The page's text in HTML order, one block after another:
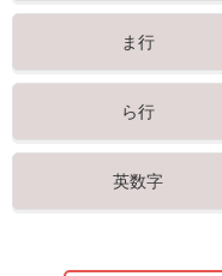
ま行
ら行
英数字